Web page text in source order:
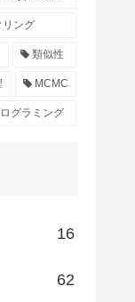
ング
類似性
MCMC
グラミング
16
62